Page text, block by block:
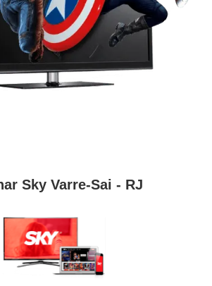
Sky Varre-Sai - RJ